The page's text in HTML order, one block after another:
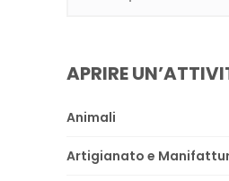
APRIRE
Animali
Artigianato e